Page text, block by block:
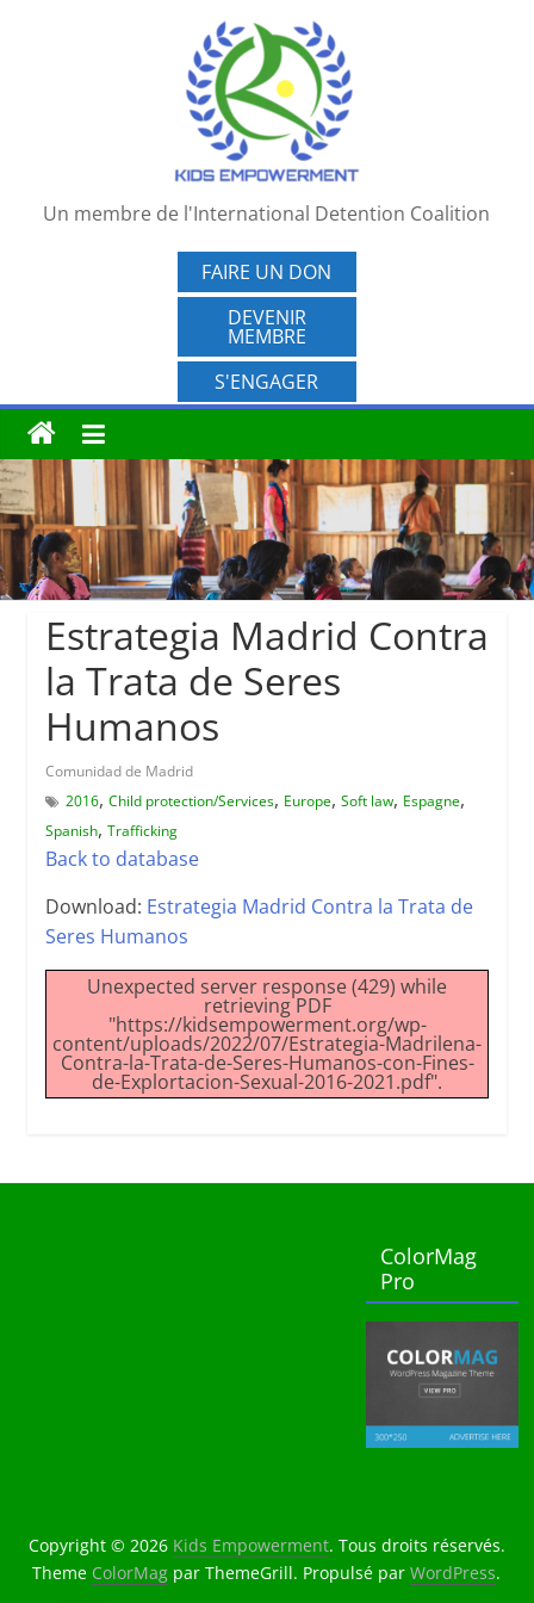
Un membre de l'International Detention Coalition
FAIRE UN DON
DEVENIR
MEMBRE
S'ENGAGER
Estrategia Madrid Contra
la Trata de Seres
Humanos
Comunidad de Madrid
2016, Child protection/Services, Europe, Soft law, Espagne,
Spanish, Trafficking
Back to database
Download: Estrategia Madrid Contra la Trata de
Seres Humanos
Unexpected server response (429) while
retrieving PDF
"https://kidsempowerment.org/wp-
content/uploads/2022/07/Estrategia-Madrilena-
Contra-la-Trata-de-Seres-Humanos-con-Fines-
de-Explortacion-Sexual-2016-2021.pdf".
ColorMag
Pro
Copyright © 2026 Kids Empowerment. Tous droits réservés.
Theme ColorMag par ThemeGrill. Propulsé parWordPress.